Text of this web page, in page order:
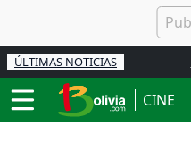
ÚLTIMAS NOTICIAS
CINE